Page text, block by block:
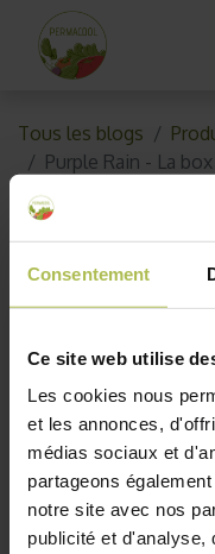
Consentement
Ce site web utilise
Les cookies nous
et les annonces,
médias sociaux et
partageons
notre site avec nos
publicité et d'analyse,
Tous les blogs
Purple Rain - La
Purple
17 mars 2025